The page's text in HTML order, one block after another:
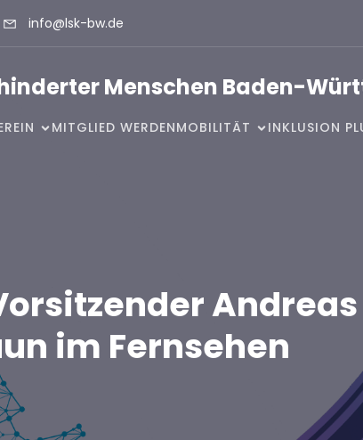
info@lsk-bw.de
Menschen Baden-
MITGLIED WERDENMOBILITÄT INKLUSION
Andreas
im Fernsehen